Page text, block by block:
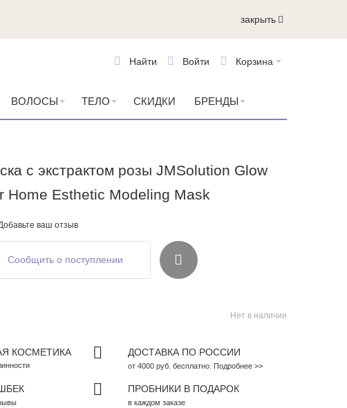
закрыть
Корзина
Войти
Найти
ВОЛОСЫ ТЕЛО СКИДКИ БРЕНДЫ
с экстрактом розы JMSolution Glow
Home Esthetic Modeling Mask
ваш отзыв
Сообщить о поступлении
Нет в наличии
КОСМЕТИКА ДОСТАВКА ПО РОССИИ
от 4000 руб. бесплатно. Подробнее >>
ПРОБНИКИ В ПОДАРОК
в каждом заказе